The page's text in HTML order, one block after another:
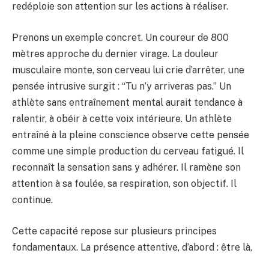
redéploie son attention sur les actions à réaliser.
Prenons un exemple concret. Un coureur de 800
mètres approche du dernier virage. La douleur
musculaire monte, son cerveau lui crie d’arrêter, une
pensée intrusive surgit : “Tu n’y arriveras pas.” Un
athlète sans entraînement mental aurait tendance à
ralentir, à obéir à cette voix intérieure. Un athlète
entraîné à la pleine conscience observe cette pensée
comme une simple production du cerveau fatigué. Il
reconnaît la sensation sans y adhérer. Il ramène son
attention à sa foulée, sa respiration, son objectif. Il
continue.
Cette capacité repose sur plusieurs principes
fondamentaux. La présence attentive, d’abord : être là,